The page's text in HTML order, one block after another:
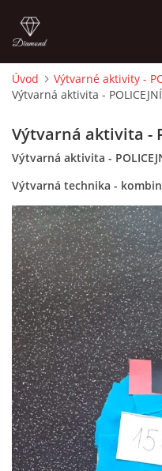
ÚVOD
O MĚ
FOTOALBUM
DĚJINY VÝTVARNÉHO
NOVINKY ZE ŠKOLSTVÍ 2025
ROČNÍ PLÁN - INSPIRACE /
VZDĚLÁVACÍ BLOK ZÁŘÍ
VZDĚLÁVACÍ BLOK ŘÍJEN
Úvod
Výtvarné aktivity -
Výtvarná aktivita -
Výtvarná aktivita -
Výtvarná aktivita -
Výtvarná technika -